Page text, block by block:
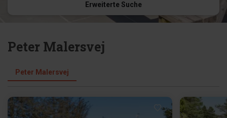
Erweiterte Suche
Peter Malersvej
Peter Malersvej